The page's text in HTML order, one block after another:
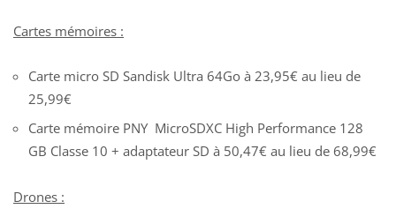
Cartes mémoires :
Carte micro SD Sandisk Ultra 64Go à 23,95€ au lieu de
25,99€
Carte mémoire PNY MicroSDXC High Performance 128
GB Classe 10 + adaptateur SD à 50,47€ au lieu de 68,99€
Drones :